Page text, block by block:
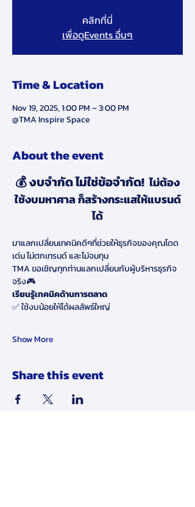
คลิกที่นี่
เพื่อดูEvents อื่นๆ
Time & Location
Nov 19, 2025, 1:00 PM – 3:00 PM
@TMA Inspire Space
About the event
💰 งบจำกัด ไม่ใช่ข้อจำกัด! ไม่ต้อง
ใช้งบมหาศาล ก็สร้างกระแสให้แบรนด์
ได้
มาแลกเปลี่ยนเทคนิคดีๆที่ช่วยให้ธุรกิจของคุณโดด
เด่น ไม่ตกเทรนด์ และไม่จมทุน
TMA ขอเชิญทุกท่านแลกเปลี่ยนกับผู้บริหารธุรกิจ
จริง🎮
เรียนรู้เทคนิคด้านการตลาด
✅ ใช้งบน้อยให้ได้ผลลัพธ์ใหญ่
Show More
Share this event